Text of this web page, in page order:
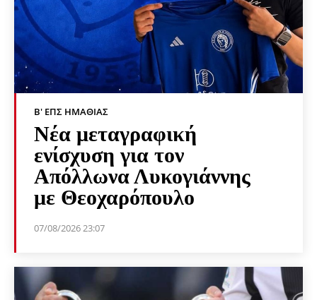
Β' ΕΠΣ ΗΜΑΘΊΑΣ
Νέα μεταγραφική
ενίσχυση για τον
Απόλλωνα Λυκογιάννης
με Θεοχαρόπουλο
07/08/2026 23:07